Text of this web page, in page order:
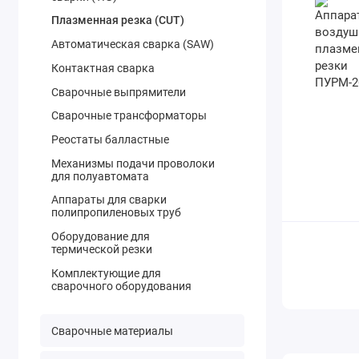
Плазменная резка (CUT)
Автоматическая сварка (SAW)
Контактная сварка
Сварочные выпрямители
Сварочные трансформаторы
Реостаты балластные
Механизмы подачи проволоки
для полуавтомата
Аппараты для сварки
полипропиленовых труб
Оборудование для
термической резки
Комплектующие для
сварочного оборудования
Сварочные материалы